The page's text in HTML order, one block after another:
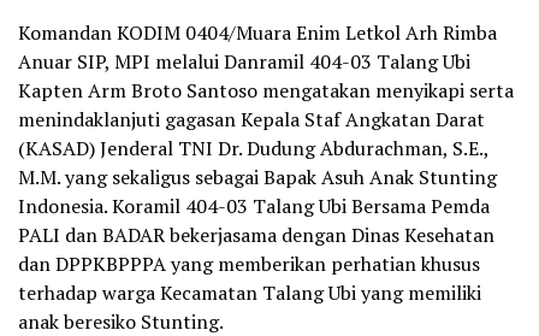
Komandan KODIM 0404/Muara Enim Letkol Arh Rimba
Anuar SIP, MPI melalui Danramil 404-03 Talang Ubi
Kapten Arm Broto Santoso mengatakan menyikapi serta
menindaklanjuti gagasan Kepala Staf Angkatan Darat
(KASAD) Jenderal TNI Dr. Dudung Abdurachman, S.E.,
M.M. yang sekaligus sebagai Bapak Asuh Anak Stunting
Indonesia. Koramil 404-03 Talang Ubi Bersama Pemda
PALI dan BADAR bekerjasama dengan Dinas Kesehatan
dan DPPKBPPPA yang memberikan perhatian khusus
terhadap warga Kecamatan Talang Ubi yang memiliki
anak beresiko Stunting.